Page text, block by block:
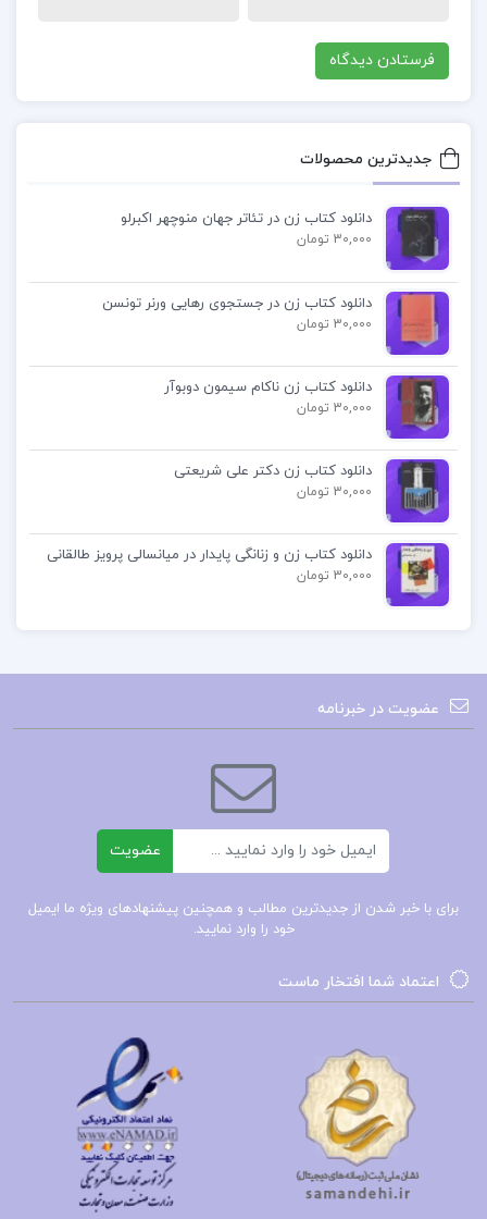
اف
کتاب پیشنهادی📚
جزوه حسابداری پيشرفته دو کرباسی
جزوه حسابداری در بانک سپه
جدیدترین محصولات
دانلود کتاب زن در تئاتر جهان منوچهر اکبرلو
30,000 تومان
دانلود کتاب زن در جستجوی رهایی ورنر تونسن
30,000 تومان
دانلود کتاب زن ناکام سیمون دوبوآر
30,000 تومان
دانلود کتاب زن دکتر علی شریعتی
30,000 تومان
دانلود کتاب زن و زنانگی پایدار در میانسالی پرویز طالقانی
30,000 تومان
عضویت در خبرنامه
عضویت
برای با خبر شدن از جدیدترین مطالب و همچنین پیشنهادهای ویژه ما ایمیل
خود را وارد نمایید.
اعتماد شما افتخار ماست